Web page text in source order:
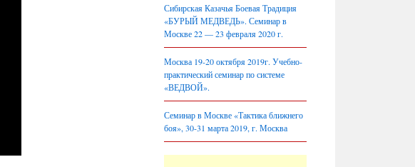
Сибирская Казачья Боевая Традиция
«БУРЫЙ МЕДВЕДЬ». Семинар в
Москве 22 — 23 февраля 2020 г.
Москва 19-20 октября 2019г. Учебно-
практический семинар по системе
«ВЕДВОЙ».
Семинар в Москве «Тактика ближнего
боя», 30-31 марта 2019, г. Москва